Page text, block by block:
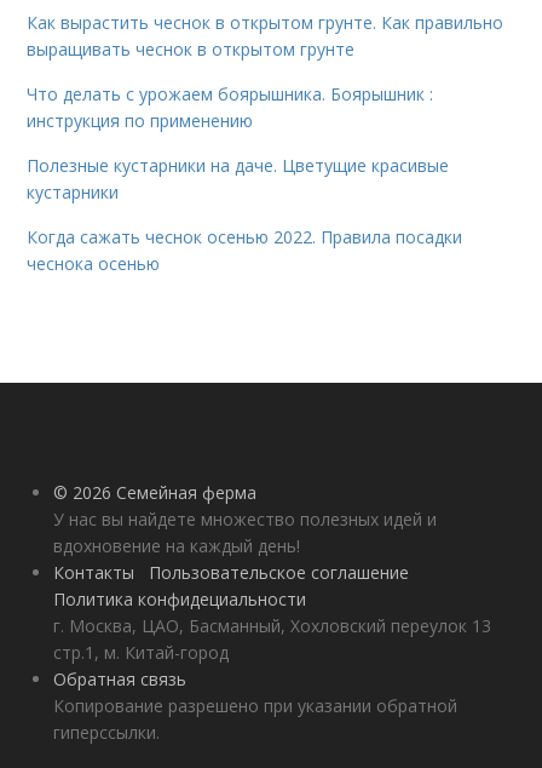
Как вырастить чеснок в открытом грунте. Как правильно
выращивать чеснок в открытом грунте
Что делать с урожаем боярышника. Боярышник :
инструкция по применению
Полезные кустарники на даче. Цветущие красивые
кустарники
Когда сажать чеснок осенью 2022. Правила посадки
чеснока осенью
© 2026 Семейная ферма
У нас вы найдете множество полезных идей и
вдохновение на каждый день!
Контакты
Пользовательское соглашение
Политика конфидециальности
г. Москва, ЦАО, Басманный, Хохловский переулок 13
стр.1, м. Китай-город
Обратная связь
Копирование разрешено при указании обратной
гиперссылки.